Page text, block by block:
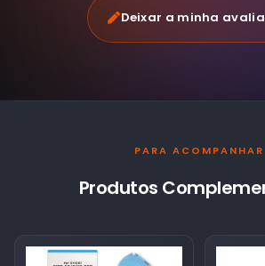
Deixar a minha
PARA ACOMPANHAR
Produtos